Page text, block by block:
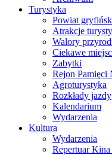
Turystyka
Powiat
Atrakcje
Walory
Ciekawe
Zabytki
Rejon Pamięci
Agroturystyka
Rozkłady jazdy
Kalendarium
Wydarzenia
Kultura
Wydarzenia
Repertuar